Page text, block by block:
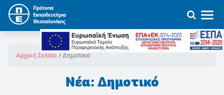
Αρχική Σελίδα Δημοτικό
Νέα: Δημοτικό